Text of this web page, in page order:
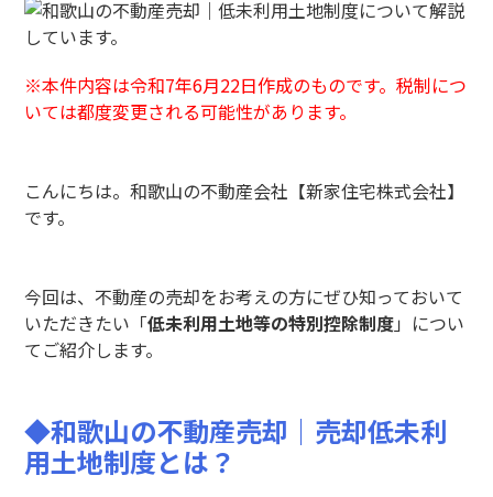
※本件内容は令和7年6月22日作成のものです。税制につ
いては都度変更される可能性があります。
こんにちは。和歌山の不動産会社【新家住宅株式会社】
です。
今回は、不動産の売却をお考えの方にぜひ知っておいて
いただきたい「低未利用土地等の特別控除制度」につい
てご紹介します。
◆和歌山の不動産売却 ｜ 売却低未利
用土地制度とは？